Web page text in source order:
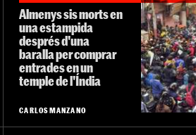
Almenys sis morts en
una estampida
després d'una
baralla per comprar
entrades en un
temple de l'Índia
CARLOS MANZANO